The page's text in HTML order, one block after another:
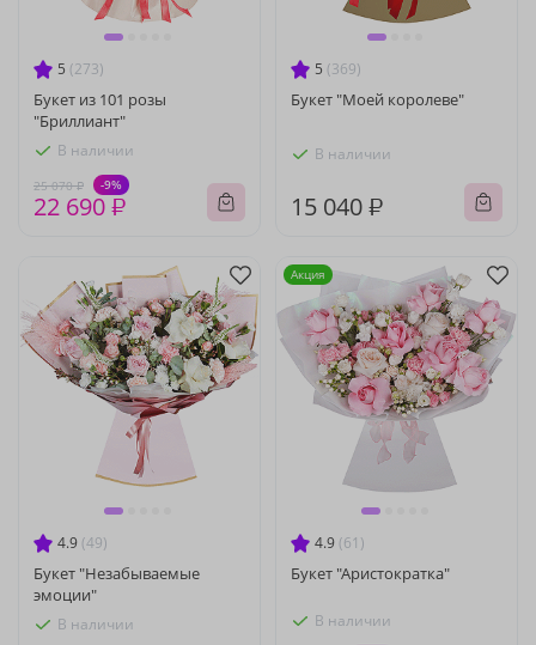
5 (273)
Букет из 101 розы
"Бриллиант"
В наличии
25 070 ₽ -9%
22 690 ₽
5 (369)
Букет "Моей королеве"
В наличии
15 040 ₽
4.9 (49)
Букет "Незабываемые
эмоции"
В наличии
4.9 (61)
Букет "Аристократка"
В наличии
Акция